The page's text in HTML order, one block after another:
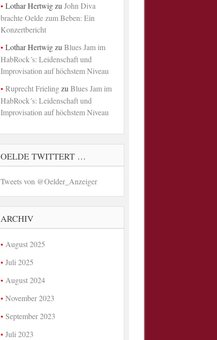
Lothar Hertwigzu John Diva
brachte Oelde zum Beben: Ein
Konzertbericht
Lothar Hertwigzu Blues Jam im
HabRock´s: Leidenschaft und
Improvisation auf höchstem Niveau
Ruprecht Frielingzu Blues Jam im
HabRock´s: Leidenschaft und
Improvisation auf höchstem Niveau
OELDE TWITTERT …
Tweets von @Oelder_Anzeiger
ARCHIV
August 2025
Juli 2025
August 2024
November 2023
September 2023
Juli 2023